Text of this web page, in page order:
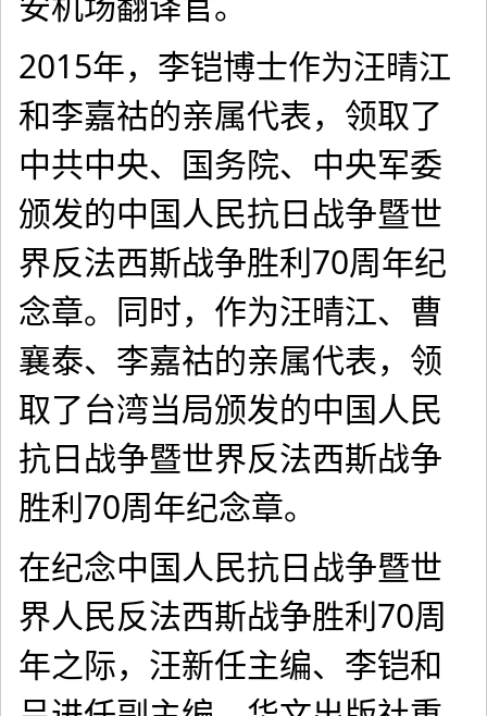
2015年，李铠博士作为汪晴江
和李嘉祜的亲属代表，领取了
中共中央、国务院、中央军委
颁发的中国人民抗日战争暨世
界反法西斯战争胜利70周年纪
念章。同时，作为汪晴江、曹
襄泰、李嘉祜的亲属代表，领
取了台湾当局颁发的中国人民
抗日战争暨世界反法西斯战争
胜利70周年纪念章。
在纪念中国人民抗日战争暨世
界人民反法西斯战争胜利70周
年之际，汪新任主编、李铠和